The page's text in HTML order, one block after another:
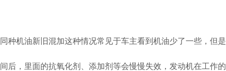
同种机油新旧混加这种情况常见于车主看到机油少了一些，但
间后，里面的抗氧化剂、添加剂等会慢慢失效，发动机在工作